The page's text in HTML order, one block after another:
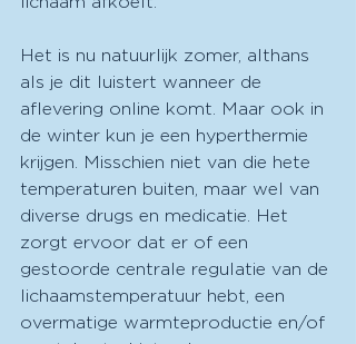
Het is nu natuurlijk zomer, althans
als je dit luistert wanneer de
aflevering online komt. Maar ook in
de winter kun je een hyperthermie
krijgen. Misschien niet van die hete
temperaturen buiten, maar wel van
diverse drugs en medicatie. Het
zorgt ervoor dat er of een
gestoorde centrale regulatie van de
lichaamstemperatuur hebt, een
overmatige warmteproductie en/of